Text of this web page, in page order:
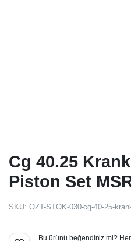
Cg 40.25
Piston Set
SKU: OZT-STOK-030-cg-40-25-
Bu ürünü beğendiniz mi?